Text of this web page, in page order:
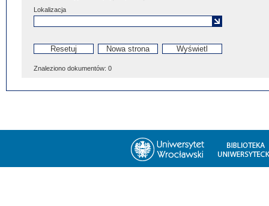
Lokalizacja
Znaleziono dokumentów: 0